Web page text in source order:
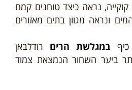
קוקייה, נראה כיצד טוחנים קמח
ונראה מגוון בתים מאזורים
במגלשת הרים רודלבאן
ביער השחור הנמצאת צמוד